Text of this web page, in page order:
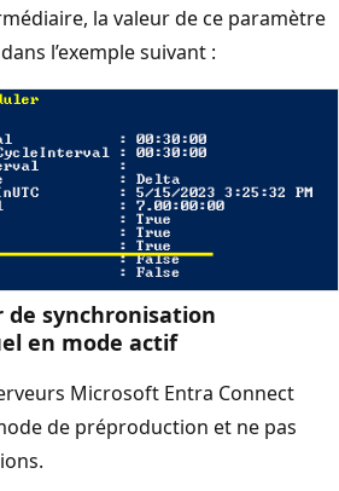
la valeur de ce paramètre
l’exemple suivant :
synchronisation
en mode actif
Microsoft Entra Connect
de préproduction et ne pas